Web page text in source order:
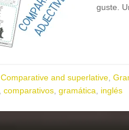
guste.
Comparative and superlative
comparativos gramática inglés